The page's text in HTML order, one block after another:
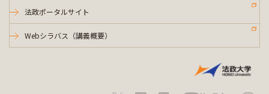
法政ポータルサイト
Webシラバス（講義概要）